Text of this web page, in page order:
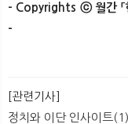
- Copyrights ⓒ 월간 「
-​ ​
[관련기사]
정치와 이단 인사이트(1)